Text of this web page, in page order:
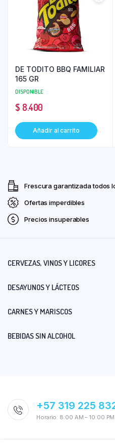
DE TODITO BBQ FAMILIAR
165 GR
DISPONIBLE
$ 8.400
Añadir al carrito
Frescura garantizada todos
Ofertas imperdibles
Precios insuperables
CERVEZAS, VINOS Y LICORES
DESAYUNOS Y LÁCTEOS
CARNES Y MARISCOS
BEBIDAS SIN ALCOHOL
+57 319 225
Horario: 8:00 AM – 10:00 PM